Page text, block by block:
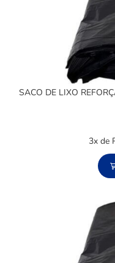
SACO DE LIXO
3x de